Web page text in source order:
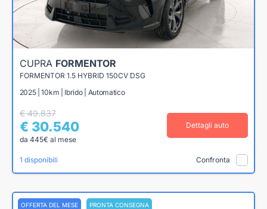
CUPRA FORMENTOR
FORMENTOR 1.5 HYBRID 150CV DSG
2025 | 10km | Ibrido | Automatico
€ 49.837
€ 30.540
da 445€ al mese
Dettagli auto
1 disponibili Confronta
OFFERTA DEL MESE PRONTA CONSEGNA